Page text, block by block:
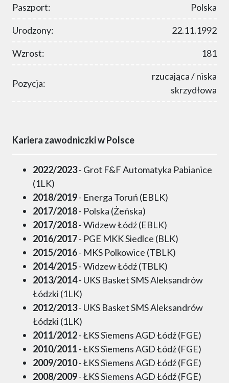
Paszport: Polska
Urodzony: 22.11.1992
Wzrost: 181
Pozycja:
rzucająca / niska
skrzydłowa
Kariera zawodniczki w Polsce
2022/2023- Grot F&F Automatyka Pabianice
(1LK)
2018/2019- Energa Toruń (EBLK)
2017/2018- Polska (Żeńska)
2017/2018- Widzew Łódź (EBLK)
2016/2017- PGE MKK Siedlce (BLK)
2015/2016- MKS Polkowice (TBLK)
2014/2015- Widzew Łódź (TBLK)
2013/2014- UKS Basket SMS Aleksandrów
Łódzki (1LK)
2012/2013- UKS Basket SMS Aleksandrów
Łódzki (1LK)
2011/2012- ŁKS Siemens AGD Łódź (FGE)
2010/2011 - ŁKS Siemens AGD Łódź (FGE)
2009/2010- ŁKS Siemens AGD Łódź (FGE)
2008/2009- ŁKS Siemens AGD Łódź (FGE)